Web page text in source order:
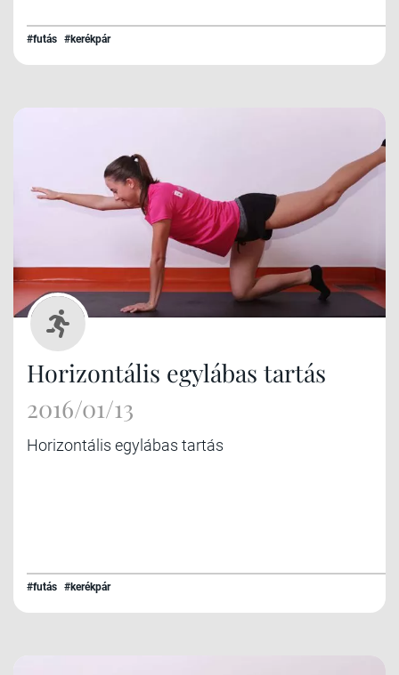
#futás #kerékpár
Horizontális egylábas tartás
2016/01/13
Horizontális egylábas tartás
#futás #kerékpár